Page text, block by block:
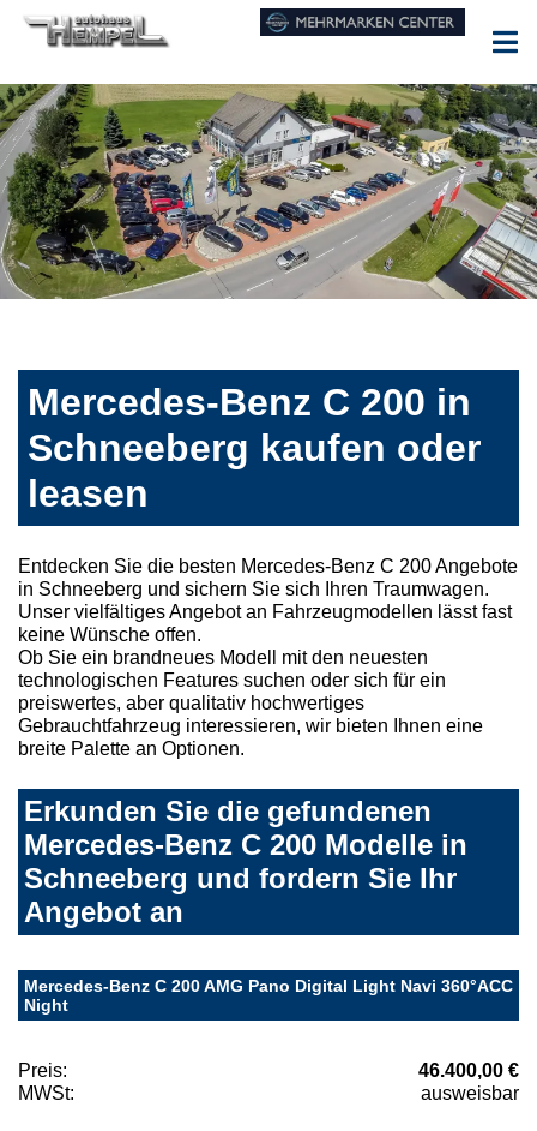
Mercedes-Benz C 200 in
Schneeberg kaufen oder
leasen
Entdecken Sie die besten Mercedes-Benz C 200 Angebote
in Schneeberg und sichern Sie sich Ihren Traumwagen.
Unser vielfältiges Angebot an Fahrzeugmodellen lässt fast
keine Wünsche offen.
Ob Sie ein brandneues Modell mit den neuesten
technologischen Features suchen oder sich für ein
preiswertes, aber qualitativ hochwertiges
Gebrauchtfahrzeug interessieren, wir bieten Ihnen eine
breite Palette an Optionen.
Erkunden Sie die gefundenen
Mercedes-Benz C 200 Modelle in
Schneeberg und fordern Sie Ihr
Angebot an
Mercedes-Benz C 200 AMG Pano Digital Light Navi 360°ACC
Night
Preis:
46.400,00 €
MWSt:
ausweisbar